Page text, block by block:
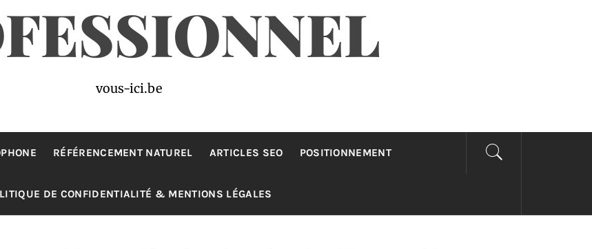
vous-ici.be
RÉFÉRENCEMENT NATUREL ARTICLES SEO POSITIONNEMENT
DE CONFIDENTIALITÉ & MENTIONS LÉGALES